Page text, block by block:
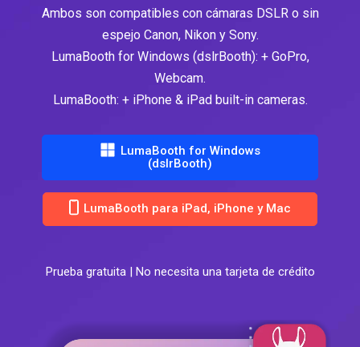
Ambos son compatibles con cámaras DSLR o sin
espejo Canon, Nikon y Sony.
LumaBooth for Windows (dslrBooth): + GoPro,
Webcam.
LumaBooth: + iPhone & iPad built-in cameras.
LumaBooth for Windows
(dslrBooth)
LumaBooth para iPad, iPhone y Mac
Prueba gratuita | No necesita una tarjeta de crédito